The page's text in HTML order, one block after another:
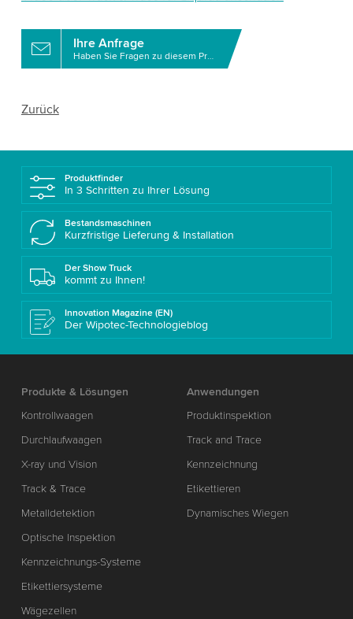
Ihre Anfrage
Haben Sie Fragen zu diesem Produkt?
Zurück
Produktfinder
In 3 Schritten zu Ihrer Lösung
Bestandsmaschinen
Kurzfristige Lieferung & Installation
Der Show Truck
kommt zu Ihnen!
Innovation Magazine (EN)
Der Wipotec-Technologieblog
Produkte & Lösungen
Kontrollwaagen
Durchlaufwaagen
X-ray und Vision
Track & Trace
Metalldetektion
Optische Inspektion
Kennzeichnungs-Systeme
Etikettiersysteme
Wägezellen
Anwendungen
Produktinspektion
Track and Trace
Kennzeichnung
Etikettieren
Dynamisches Wiegen